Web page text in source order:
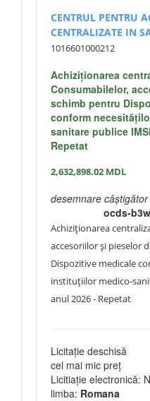
CENTRUL PENTRU
CENTRALIZATE IN
1016601000212
Achiziţionarea
Consumabilelor,
schimb pentru
conform
sanitare publice
Repetat
2,632,898.02 MDL
desemnare câștigător
ocds-
Achiziţionarea
accesoriilor și pieselor
Dispozitive medicale
instituțiilor medico-
anul 2026 - Repetat
Licitație deschisă
cel mai mic preț
Licitiație electronică:
limba: Romana